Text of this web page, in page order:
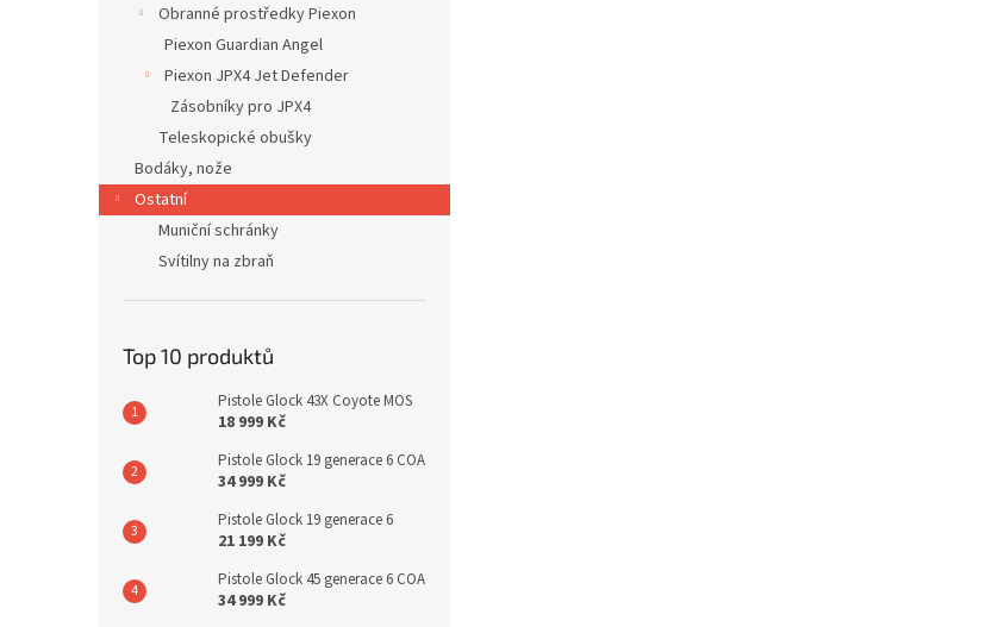
Obranné prostředky Piexon
Piexon Guardian Angel
Piexon JPX4 Jet Defender
Zásobníky pro JPX4
Teleskopické obušky
Bodáky, nože
Ostatní
Muniční schránky
Svítilny na zbraň
Top 10 produktů
Pistole Glock 43X Coyote MOS
18 999 Kč
Pistole Glock 19 generace 6 COA
34 999 Kč
Pistole Glock 19 generace 6
21 199 Kč
Pistole Glock 45 generace 6 COA
34 999 Kč